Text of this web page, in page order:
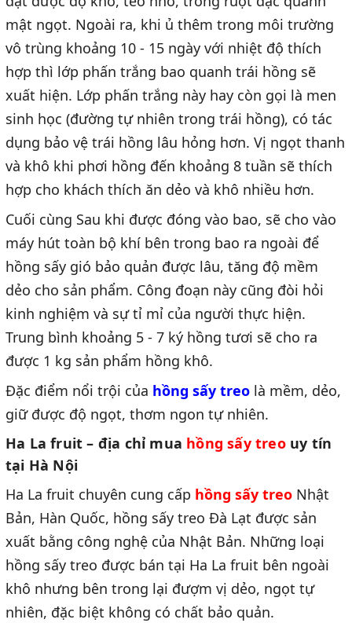
mật ngọt. Ngoài ra, khi ủ thêm trong môi trường
vô trùng khoảng 10 - 15 ngày với nhiệt độ thích
hợp thì lớp phấn trắng bao quanh trái hồng sẽ
xuất hiện. Lớp phấn trắng này hay còn gọi là men
sinh học (đường tự nhiên trong trái hồng), có tác
dụng bảo vệ trái hồng lâu hỏng hơn. Vị ngọt thanh
và khô khi phơi hồng đến khoảng 8 tuần sẽ thích
hợp cho khách thích ăn dẻo và khô nhiều hơn.
Cuối cùng Sau khi được đóng vào bao, sẽ cho vào
máy hút toàn bộ khí bên trong bao ra ngoài để
hồng sấy gió bảo quản được lâu, tăng độ mềm
dẻo cho sản phẩm. Công đoạn này cũng đòi hỏi
kinh nghiệm và sự tỉ mỉ của người thực hiện.
Trung bình khoảng 5 - 7 ký hồng tươi sẽ cho ra
được 1 kg sản phẩm hồng khô.
Đặc điểm nổi trội của hồng sấy treo là mềm, dẻo,
giữ được độ ngọt, thơm ngon tự nhiên.
Ha La fruit – địa chỉ mua hồng sấy treo uy tín
tại Hà Nội
Ha La fruit chuyên cung cấp hồng sấy treo Nhật
Bản, Hàn Quốc, hồng sấy treo Đà Lạt được sản
xuất bằng công nghệ của Nhật Bản. Những loại
hồng sấy treo được bán tại Ha La fruit bên ngoài
khô nhưng bên trong lại đượm vị dẻo, ngọt tự
nhiên, đặc biệt không có chất bảo quản.